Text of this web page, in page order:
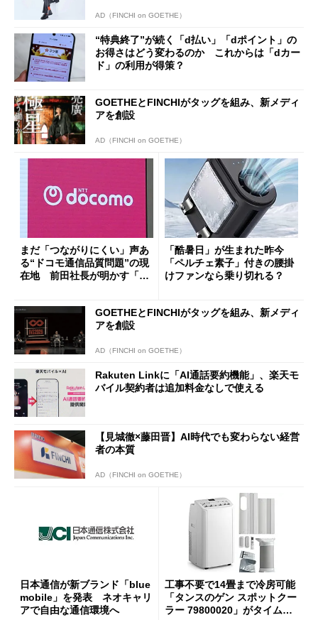
AD（FINCHI on GOETHE）
“特典終了”が続く「d払い」「dポイント」の
お得さはどう変わるのか これからは「dカー
ド」の利用が得策？
GOETHEとFINCHIがタッグを組み、新メディ
アを創設
AD（FINCHI on GOETHE）
まだ「つながりにくい」声あ
る“ドコモ通信品質問題”の現
在地 前田社長が明かす「道
「酷暑日」が生まれた昨今
「ペルチェ素子」付きの腰掛
けファンなら乗り切れる？
GOETHEとFINCHIがタッグを組み、新メディ
アを創設
AD（FINCHI on GOETHE）
Rakuten Linkに「AI通話要約機能」、楽天モ
バイル契約者は追加料金なしで使える
【見城徹×藤田晋】AI時代でも変わらない経営
者の本質
AD（FINCHI on GOETHE）
日本通信が新ブランド「blue
mobile」を発表 ネオキャリ
アで自由な通信環境へ
工事不要で14畳まで冷房可能
「タンスのゲン スポットクー
ラー 79800020」がタイムセ